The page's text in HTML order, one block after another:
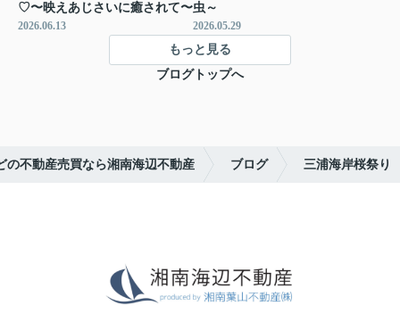
♡〜映えあじさいに癒されて〜
2026.06.13
虫～
2026.05.29
もっと見る
ブログトップへ
の不動産売買なら湘南海辺不動産 ブログ 三浦海岸桜祭り